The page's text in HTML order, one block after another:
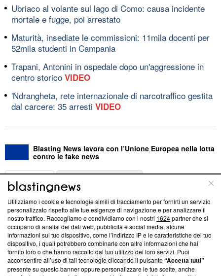
Ubriaco al volante sul lago di Como: causa incidente
mortale e fugge, poi arrestato
Maturità, insediate le commissioni: 11mila docenti per
52mila studenti in Campania
Trapani, Antonini in ospedale dopo un'aggressione in
centro storico VIDEO
'Ndrangheta, rete internazionale di narcotraffico gestita
dal carcere: 35 arresti VIDEO
Blasting News lavora con l’Unione Europea nella lotta
contro le fake news
ABOUT
Questa sezione offre informazioni trasparenti su Blasting
News, sui nostri processi editoriali e su come ci impegniamo a
creare news di qualità. Inoltre, afferma la nostra aderenza a
‘Trust Project - News with Integrity’Blasting News non è
ancora membro del programma, ma ha richiesto di farne
parte; Trust Project non ha ancora effettuato una verifica di
conformità agli standard.
Utilizziamo i cookie e tecnologie simili di tracciamento per fornirti un servizio
personalizzato rispetto alle tue esigenze di navigazione e per analizzare il
nostro traffico. Raccogliamo e condividiamo con i nostri 1624partner che si
occupano di analisi dei dati web, pubblicità e social media, alcune
informazioni sul tuo dispositivo, come l’indirizzo IP e le caratteristiche del tuo
dispositivo, i quali potrebbero combinarle con altre informazioni che hai
fornito loro o che hanno raccolto dal tuo utilizzo dei loro servizi. Puoi
acconsentire all’uso di tali tecnologie cliccando il pulsante“Accetta tutti”
presente su questo banner oppure personalizzare le tue scelte, anche